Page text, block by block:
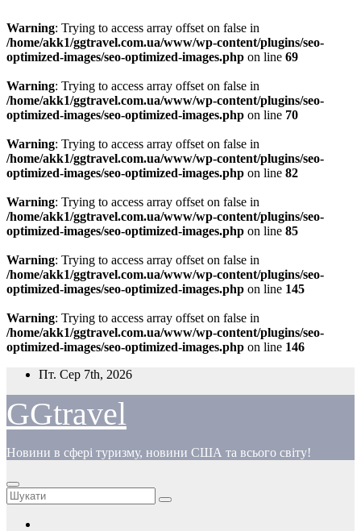
Warning: Trying to access array offset on false in
/home/akk1/ggtravel.com.ua/www/wp-content/plugins/seo-
optimized-images/seo-optimized-images.php on line 69
Warning: Trying to access array offset on false in
/home/akk1/ggtravel.com.ua/www/wp-content/plugins/seo-
optimized-images/seo-optimized-images.php on line 70
Warning: Trying to access array offset on false in
/home/akk1/ggtravel.com.ua/www/wp-content/plugins/seo-
optimized-images/seo-optimized-images.php on line 82
Warning: Trying to access array offset on false in
/home/akk1/ggtravel.com.ua/www/wp-content/plugins/seo-
optimized-images/seo-optimized-images.php on line 85
Warning: Trying to access array offset on false in
/home/akk1/ggtravel.com.ua/www/wp-content/plugins/seo-
optimized-images/seo-optimized-images.php on line 145
Warning: Trying to access array offset on false in
/home/akk1/ggtravel.com.ua/www/wp-content/plugins/seo-
optimized-images/seo-optimized-images.php on line 146
Перейти
вмісту
Пт. Сер 7th, 2026
GGtravel
Новини в сфері туризму, новини США та всього світу!